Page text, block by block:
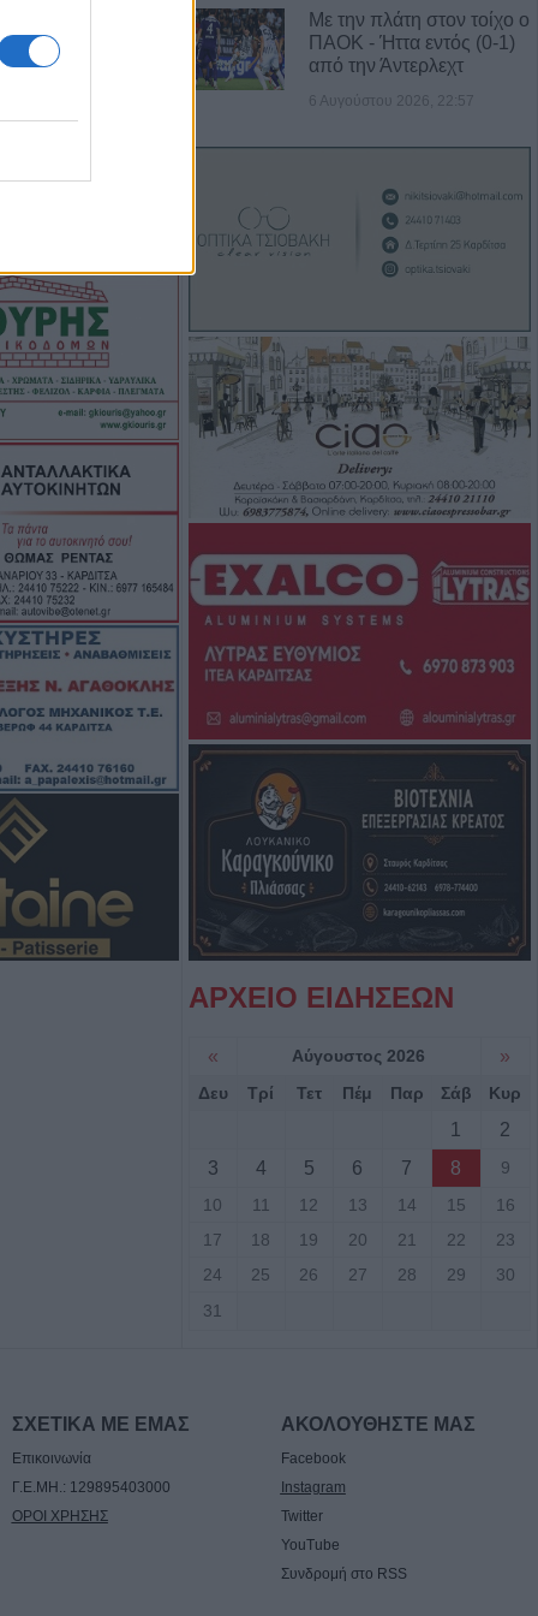
το σύστημα
Ανοίγει ο
263,5
εκατ. ευρώ
για την
τα
γύρω
χώρο μετά τον
η κηδεία
Το πλήρες
- Στο
το
σε
Με την πλάτη στον τοίχο ο
ΠΑΟΚ - Ήττα εντός (0-1)
από την Άντερλεχτ
6 Αυγούστου 2026, 22:57
ΑΡΧΕΙΟ ΕΙΔΗΣΕΩΝ
« Αύγουστος 2026 »
Δευ Τρί Τετ Πέμ Παρ Σάβ Κυρ
1
2
3
4 5 6 7 8
9
10
11 12 13 14 15
16
17
18 19 20 21 22
23
24
25 26 27 28 29
30
31
ΣΧΕΤΙΚΑ ΜΕ ΕΜΑΣ
Επικοινωνία
Γ.Ε.ΜΗ.: 129895403000
ΟΡΟΙ ΧΡΗΣΗΣ
ΑΚΟΛΟΥΘΗΣΤΕ ΜΑΣ
Facebook
Instagram
Twitter
YouTube
Συνδρομή στο RSS